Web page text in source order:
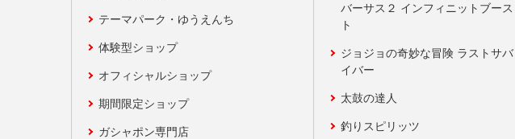
テーマパーク・ゆうえんち
体験型ショップ
オフィシャルショップ
期間限定ショップ
ガシャポン専門店
バーサス２ インフィニットブース
ト
ジョジョの奇妙な冒険 ラストサバ
イバー
太鼓の達人
釣りスピリッツ